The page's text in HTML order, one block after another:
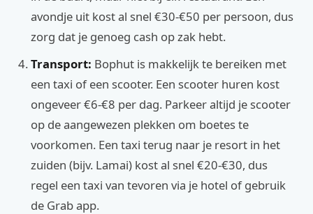
avondje uit kost al snel €30-€50 per persoon, dus
zorg dat je genoeg cash op zak hebt.
Transport: Bophut is makkelijk te bereiken met
een taxi of een scooter. Een scooter huren kost
ongeveer €6-€8 per dag. Parkeer altijd je scooter
op de aangewezen plekken om boetes te
voorkomen. Een taxi terug naar je resort in het
zuiden (bijv. Lamai) kost al snel €20-€30, dus
regel een taxi van tevoren via je hotel of gebruik
de Grab app.